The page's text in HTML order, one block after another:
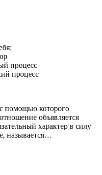
процесс
процесс
помощью которого
объявляется
характер в силу
называется…